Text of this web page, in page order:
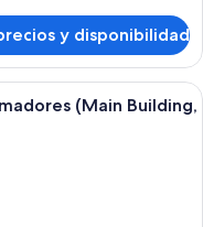
y disponibilidad
de hotel con cama,
(Main Building,